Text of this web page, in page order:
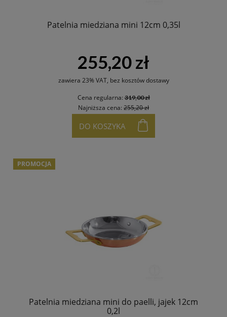
Patelnia miedziana mini 12cm 0,35l
255,20 zł
zawiera 23% VAT, bez kosztów dostawy
Cena regularna:319,00 zł
Najniższa cena: 255,20 zł
DO KOSZYKA
Patelnia miedziana mini do paelli, jajek 12cm
0,2l
PROMOCJA